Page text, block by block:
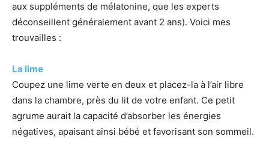
aux suppléments de mélatonine, que les experts
déconseillent généralement avant 2 ans). Voici mes
trouvailles :
La lime
Coupez une lime verte en deux et placez-la à l’air libre
dans la chambre, près du lit de votre enfant. Ce petit
agrume aurait la capacité d’absorber les énergies
négatives, apaisant ainsi bébé et favorisant son sommeil.